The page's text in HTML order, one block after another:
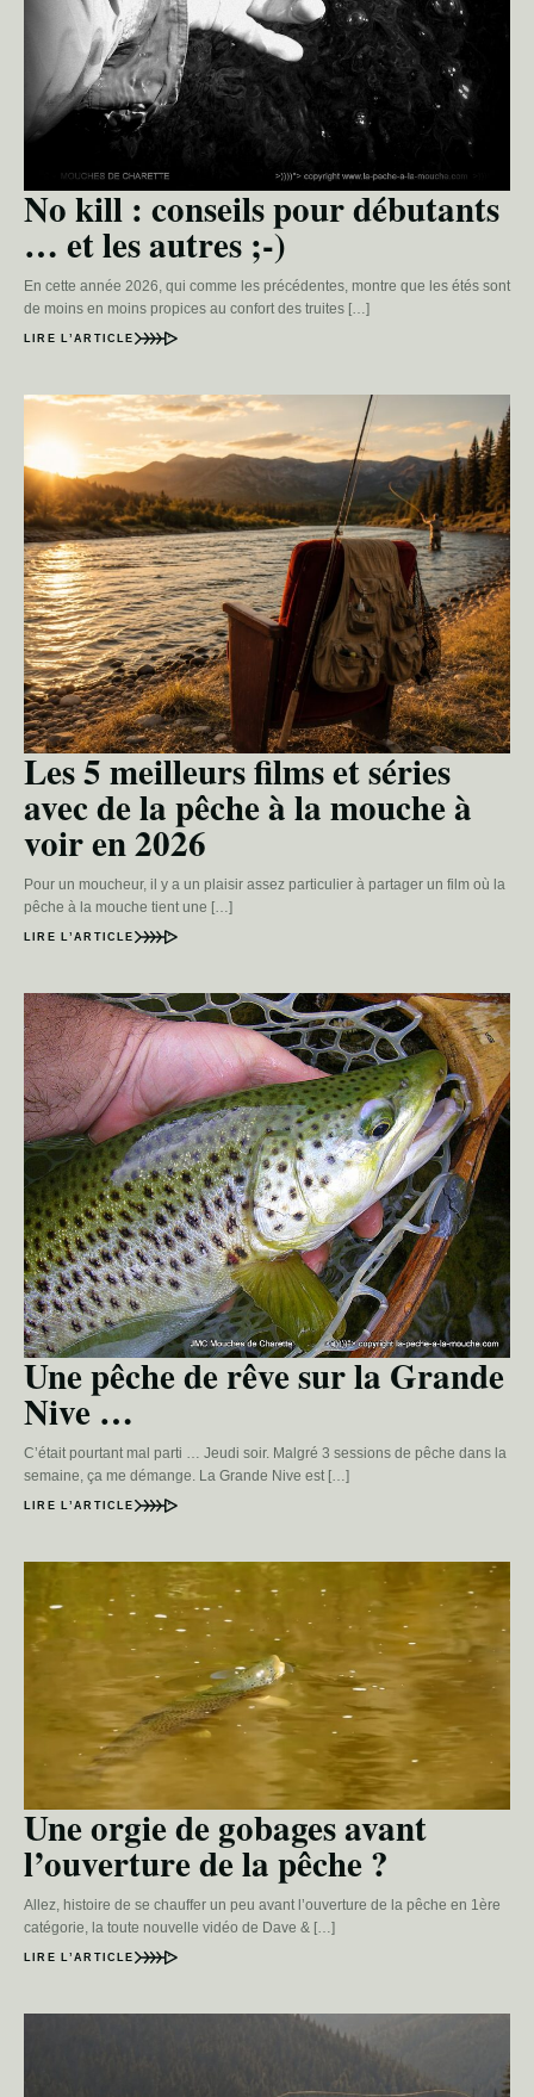
No kill : conseils pour débutants
… et les autres ;-)
En cette année 2026, qui comme les précédentes, montre que les étés sont
de moins en moins propices au confort des truites […]
LIRE L’ARTICLE
Les 5 meilleurs films et séries
avec de la pêche à la mouche à
voir en 2026
Pour un moucheur, il y a un plaisir assez particulier à partager un film où la
pêche à la mouche tient une […]
LIRE L’ARTICLE
Une pêche de rêve sur la Grande
Nive …
C’était pourtant mal parti … Jeudi soir. Malgré 3 sessions de pêche dans la
semaine, ça me démange. La Grande Nive est […]
LIRE L’ARTICLE
Une orgie de gobages avant
l’ouverture de la pêche ?
Allez, histoire de se chauffer un peu avant l’ouverture de la pêche en 1ère
catégorie, la toute nouvelle vidéo de Dave & […]
LIRE L’ARTICLE